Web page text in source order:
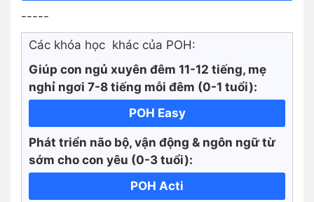
-----
Các khóa học khác của POH:
Giúp con ngủ xuyên đêm 11-12 tiếng, mẹ
nghỉ ngơi 7-8 tiếng mỗi đêm (0-1 tuổi):
POH Easy
Phát triển não bộ, vận động & ngôn ngữ từ
sớm cho con yêu (0-3 tuổi):
POH Acti